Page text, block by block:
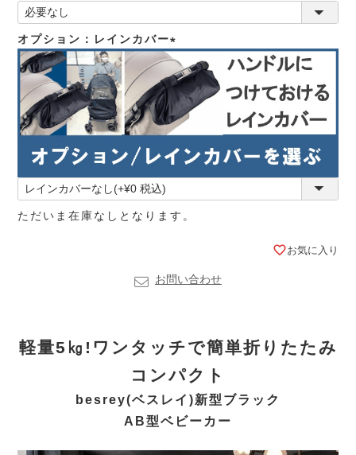
須)
オプション：レインカバー
(必
須)
ただいま在庫なしとなります。
お気に入り
お問い合わせ
軽量5㎏!ワンタッチで簡単折りたたみ
コンパクト
besrey(ベスレイ)新型ブラック
AB型ベビーカー